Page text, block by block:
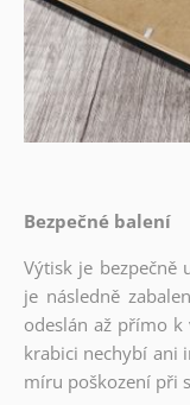
Bezpečné balení
Výtisk je bezpečně
je následně
odeslán až přímo
krabici nechybí ani
míru poškození při